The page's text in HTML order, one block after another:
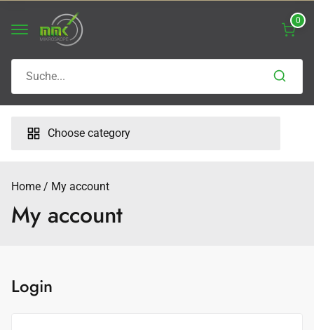
0
for:
Choose category
Home My account
My account
Login